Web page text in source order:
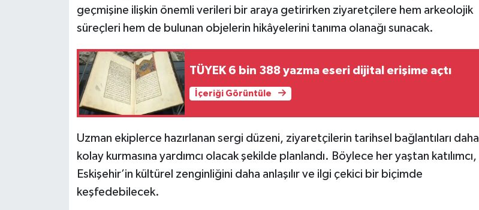
geçmişine ilişkin önemli verileri bir araya getirirken ziyaretçilere hem arkeolojik
süreçleri hem de bulunan objelerin hikâyelerini tanıma olanağı sunacak.
TÜYEK 6 bin 388 yazma eseri dijital erişime açtı
İçeriği Görüntüle
Uzman ekiplerce hazırlanan sergi düzeni, ziyaretçilerin tarihsel bağlantıları daha
kolay kurmasına yardımcı olacak şekilde planlandı. Böylece her yaştan katılımcı,
Eskişehir’in kültürel zenginliğini daha anlaşılır ve ilgi çekici bir biçimde
keşfedebilecek.
Resmi İlan
Rüya Tabirleri